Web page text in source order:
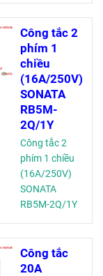
Công tắc 2
phím 1
chiều
(16A/250V)
SONATA
RB5M-
2Q/1Y
Công tắc 2
phím 1 chiều
(16A/250V)
SONATA
RB5M-2Q/1Y
Công tắc
20A